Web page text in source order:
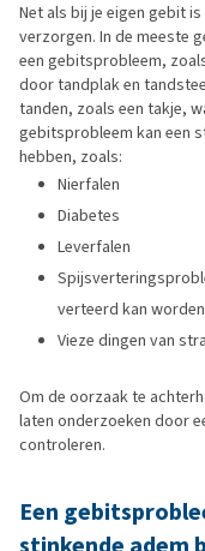
Net als bij je eigen gebit
verzorgen. In de meeste
een gebitsprobleem,
door tandplak en
tanden, zoals een takje,
gebitsprobleem kan een
hebben, zoals:
Nierfalen
Diabetes
Leverfalen
verteerd kan worden
Vieze dingen van
Om de oorzaak te
laten onderzoeken door
controleren.
Een